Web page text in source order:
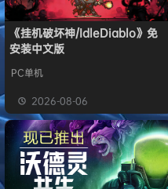
《挂机破坏神/IdleDiablo》免
安装中文版
PC单机
2026-08-06